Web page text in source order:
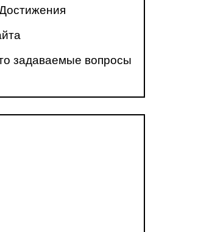
задаваемые вопросы